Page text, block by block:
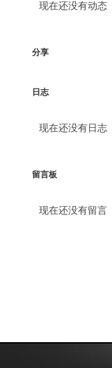
现在还没有动态
分享
日志
现在还没有日志
留言板
现在还没有留言